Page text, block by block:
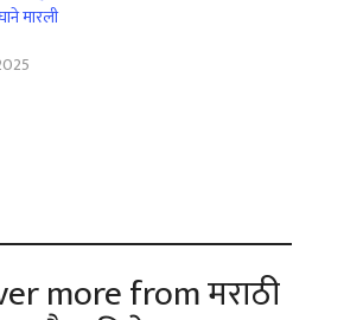
मारली
more from मराठी